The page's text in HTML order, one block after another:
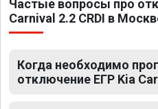
Частые вопросы про
Carnival 2.2 CRDI в
Когда необходимо
отключение ЕГР Kia